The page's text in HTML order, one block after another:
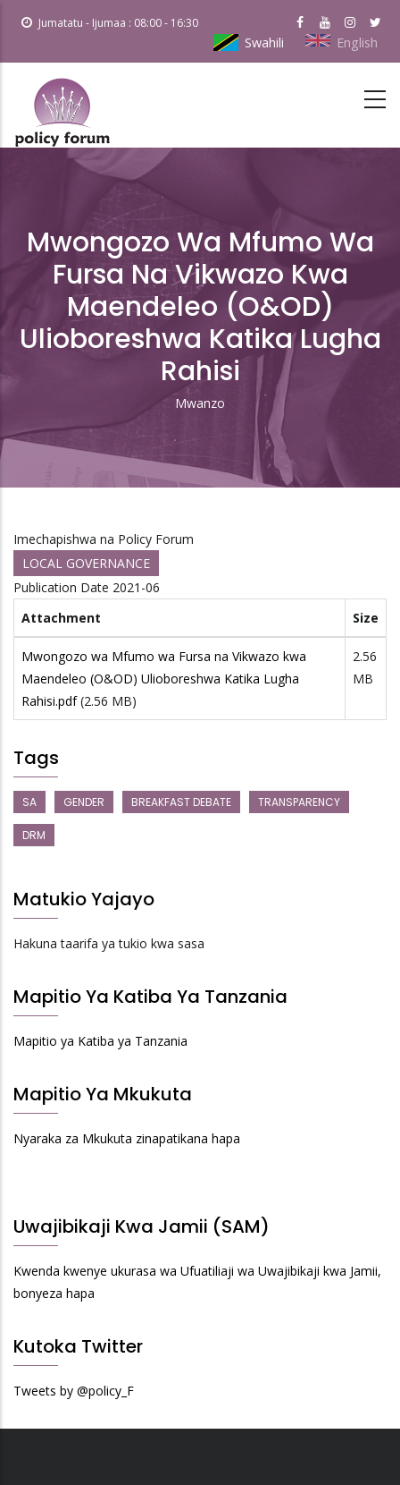
Jumatatu - Ijumaa : 08:00 - 16:30
English
Swahili
Mwongozo Wa Mfumo Wa
Fursa Na Vikwazo Kwa
Maendeleo (O&OD)
Ulioboreshwa Katika Lugha
Rahisi
Breadcrumb
Mwanzo
Imechapishwa na Policy Forum
LOCAL GOVERNANCE
Publication Date 2021-06
Attachment
Size
Mwongozo wa Mfumo wa Fursa na Vikwazo kwa
Maendeleo (O&OD) Ulioboreshwa Katika Lugha
Rahisi.pdf (2.56 MB)
2.56
MB
Tags
SA GENDER BREAKFAST DEBATE TRANSPARENCY
DRM
Matukio Yajayo
Hakuna taarifa ya tukio kwa sasa
Mapitio Ya Katiba Ya Tanzania
Mapitio ya Katiba ya Tanzania
Mapitio Ya Mkukuta
Nyaraka za Mkukuta zinapatikana hapa
Uwajibikaji Kwa Jamii (SAM)
Kwenda kwenye ukurasa wa Ufuatiliaji wa Uwajibikaji kwa Jamii,
bonyeza hapa
Kutoka Twitter
Tweets by @policy_F